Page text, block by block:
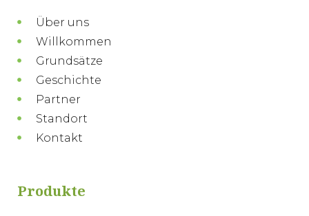
Über uns
Willkommen
Grundsätze
Geschichte
Partner
Standort
Kontakt
Produkte